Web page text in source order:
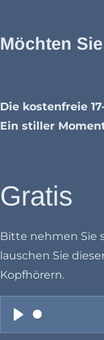
Möchten
Die kostenfreie
Ein stiller
Gratis
Bitte nehmen Sie
lauschen Sie
Kopfhörern.
P